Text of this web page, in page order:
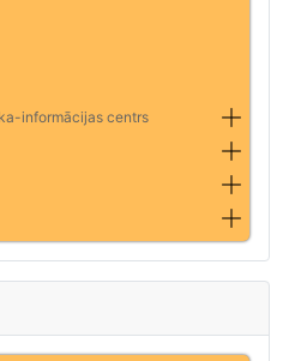
informācijas centrs